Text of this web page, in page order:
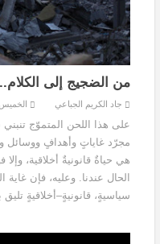
من الضجيج إلى
جاد الكريم الجباعي الخميس, 01 أيلول
على هذا اللحن المتموّج
مجرّد غاياتٍ وأهدافٍ ووسائل
هي حياةٌ قانونيةٌ أخلاقية،
الحال عندنا. وعليه، فإن
سياسيةٍ، قانونيةٍ–أخلاقيةٍ تليق